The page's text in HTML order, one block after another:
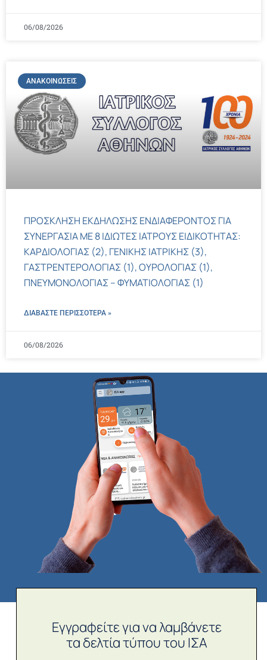
06/08/2026
ΑΝΑΚΟΙΝΏΣΕΙΣ
ΠΡΟΣΚΛΗΣΗ ΕΚΔΗΛΩΣΗΣ ΕΝΔΙΑΦΕΡΟΝΤΟΣ ΓΙΑ
ΣΥΝΕΡΓΑΣΙΑ ΜΕ 8 ΙΔΙΩΤΕΣ ΙΑΤΡΟΥΣ ΕΙΔΙΚΟΤΗΤΑΣ:
ΚΑΡΔΙΟΛΟΓΙΑΣ (2), ΓΕΝΙΚΗΣ ΙΑΤΡΙΚΗΣ (3),
ΓΑΣΤΡΕΝΤΕΡΟΛΟΓΙΑΣ (1), ΟΥΡΟΛΟΓΙΑΣ (1),
ΠΝΕΥΜΟΝΟΛΟΓΙΑΣ – ΦΥΜΑΤΙΟΛΟΓΙΑΣ (1)
ΔΙΑΒΑΣΤΕ ΠΕΡΙΣΣΌΤΕΡΑ »
06/08/2026
Εγγραφείτε για να λαμβάνετε
τα δελτία τύπου του ΙΣΑ